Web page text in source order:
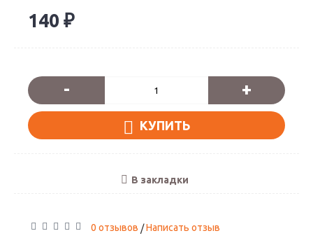
140 ₽
- +
КУПИТЬ
В закладки
0 отзывов /Написать отзыв